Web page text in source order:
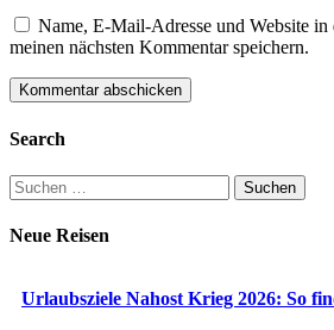
Name, E-Mail-Adresse und Website
meinen nächsten Kommentar speichern.
Search
Suchen
nach:
Neue Reisen
Urlaubsziele Nahost Krieg 2026: So